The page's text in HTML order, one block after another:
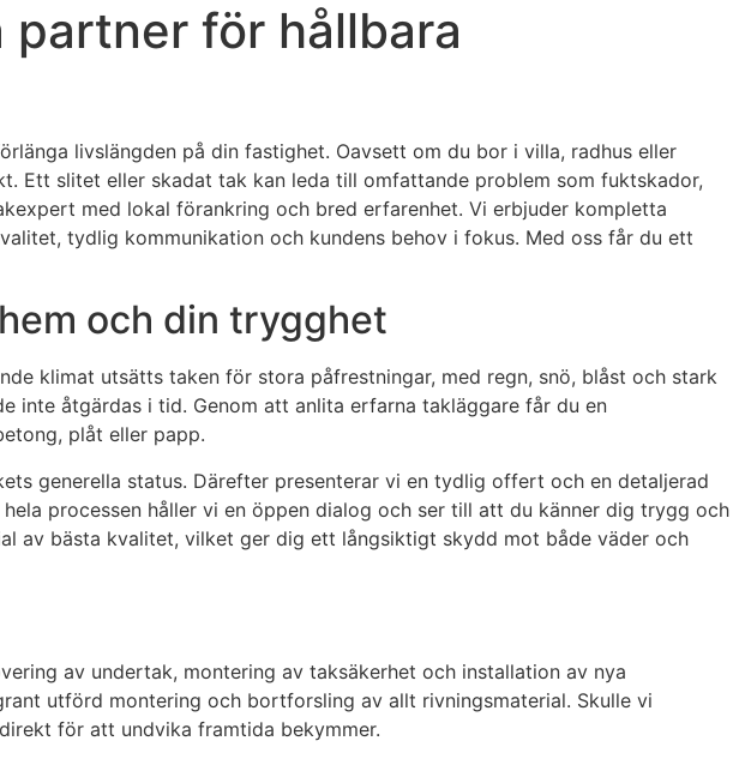
partner för hållbara
livslängden på din fastighet. Oavsett om du bor i villa, radhus eller
Ett slitet eller skadat tak kan leda till omfattande problem som fuktskador,
med lokal förankring och bred erfarenhet. Vi erbjuder kompletta
tydlig kommunikation och kundens behov i fokus. Med oss får du ett
och din trygghet
klimat utsätts taken för stora påfrestningar, med regn, snö, blåst och stark
inte åtgärdas i tid. Genom att anlita erfarna takläggare får du en
plåt eller papp.
generella status. Därefter presenterar vi en tydlig offert och en detaljerad
processen håller vi en öppen dialog och ser till att du känner dig trygg och
av bästa kvalitet, vilket ger dig ett långsiktigt skydd mot både väder och
av undertak, montering av taksäkerhet och installation av nya
utförd montering och bortforsling av allt rivningsmaterial. Skulle vi
för att undvika framtida bekymmer.